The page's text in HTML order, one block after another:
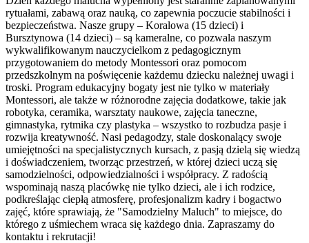
rytuałami, zabawą oraz nauką, co zapewnia poczucie stabilności i
bezpieczeństwa. Nasze grupy – Koralowa (15 dzieci) i
Bursztynowa (14 dzieci) – są kameralne, co pozwala naszym
wykwalifikowanym nauczycielkom z pedagogicznym
przygotowaniem do metody Montessori oraz pomocom
przedszkolnym na poświęcenie każdemu dziecku należnej uwagi i
troski. Program edukacyjny bogaty jest nie tylko w materiały
Montessori, ale także w różnorodne zajęcia dodatkowe, takie jak
robotyka, ceramika, warsztaty naukowe, zajęcia taneczne,
gimnastyka, rytmika czy plastyka – wszystko to rozbudza pasje i
rozwija kreatywność. Nasi pedagodzy, stale doskonalący swoje
umiejętności na specjalistycznych kursach, z pasją dzielą się wiedzą
i doświadczeniem, tworząc przestrzeń, w której dzieci uczą się
samodzielności, odpowiedzialności i współpracy. Z radością
wspominają naszą placówkę nie tylko dzieci, ale i ich rodzice,
podkreślając ciepłą atmosferę, profesjonalizm kadry i bogactwo
zajęć, które sprawiają, że "Samodzielny Maluch" to miejsce, do
którego z uśmiechem wraca się każdego dnia. Zapraszamy do
kontaktu i rekrutacji!